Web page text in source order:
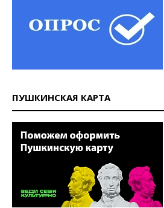
ПУШКИНСКАЯ КАРТА